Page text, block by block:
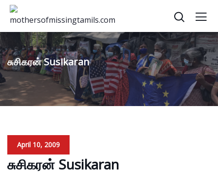
சுசிகரன் Susikaran
April 10, 2009
சுசிகரன் Susikaran